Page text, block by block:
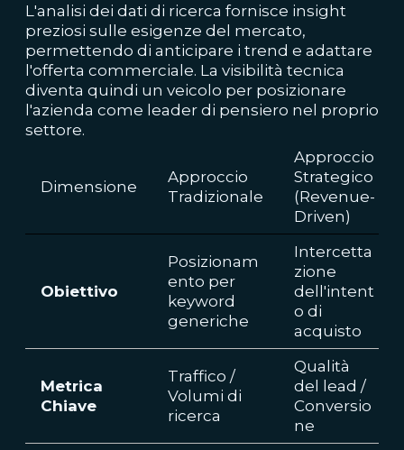
L'analisi dei dati di ricerca fornisce insight
preziosi sulle esigenze del mercato,
permettendo di anticipare i trend e adattare
l'offerta commerciale. La visibilità tecnica
diventa quindi un veicolo per posizionare
l'azienda come leader di pensiero nel proprio
settore.
Dimensione
Approccio
Tradizionale
Approccio
Strategico
(Revenue-
Driven)
Obiettivo
Posizionam
ento per
keyword
generiche
Intercetta
zione
dell'intent
o di
acquisto
Metrica
Chiave
Traffico /
Volumi di
ricerca
Qualità
del lead /
Conversio
ne